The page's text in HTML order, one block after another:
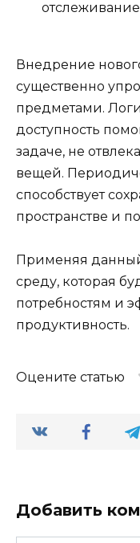
отслеживание
Внедрение
существенно
предметами.
доступность
задаче, не
вещей.
способствует
пространстве и
Применяя
среду, которая
потребностям и
продуктивность.
Оцените статью
Добавить